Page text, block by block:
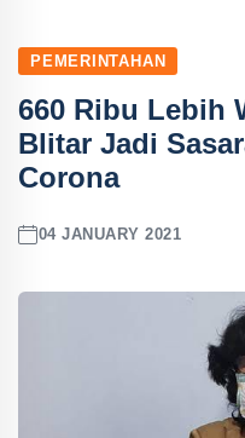
PEMERINTAHAN
660 Ribu Lebih
Blitar Jadi
Corona
04 JANUARY 2021